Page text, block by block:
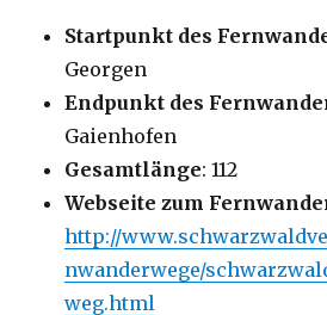
Startpunkt des
Georgen
Endpunkt des
Gaienhofen
Gesamtlänge: 112
Webseite zum
http://
nwanderwege/
weg.html